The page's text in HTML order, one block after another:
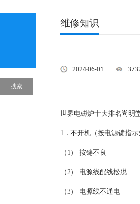
维修知识
2024-06-01
世界电磁炉十大排名尚明
1．不开机（按电源键指示
（1） 按键不良
（2） 电源线配线松脱
（3） 电源线不通电